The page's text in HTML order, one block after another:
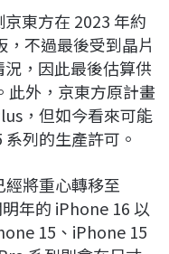
東方在 2023 年約
不過最後受到晶片
，因此最後估算供
此外，京東方原計畫
，但如今看來可能
列的生產許可。
將重心轉移至
年的 iPhone 16 以
15、iPhone 15